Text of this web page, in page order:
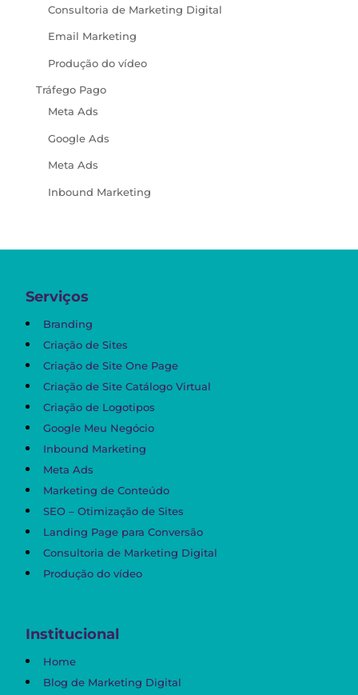
Consultoria de Marketing Digital
Email Marketing
Produção do vídeo
Tráfego Pago
Meta Ads
Google Ads
Meta Ads
Inbound Marketing
Serviços
Branding
Criação de Sites
Criação de Site One Page
Criação de Site Catálogo Virtual
Criação de Logotipos
Google Meu Negócio
Inbound Marketing
Meta Ads
Marketing de Conteúdo
SEO – Otimização de Sites
Landing Page para Conversão
Consultoria de Marketing Digital
Produção do vídeo
Institucional
Home
Blog de Marketing Digital